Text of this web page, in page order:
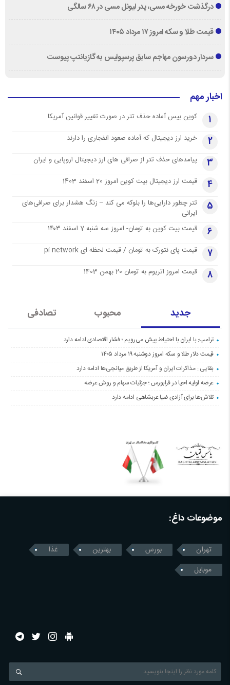
درگذشت خورخه مسی، پدر لیونل مسی در ۶۸ سالگی
قیمت طلا و سکه امروز ۱۷ مرداد ۱۴۰۵
سردار دورسون مهاجم سابق پرسپولیس به گازیانتپ پیوست
اخبار مهم
1 کوین بیس آماده حذف تتر در صورت تغییر قوانین آمریکا
2 خرید ارز دیجیتال که آماده صعود انفجاری را دارند
3 پیامدهای حذف تتر از صرافی های ارز دیجیتال اروپایی و ایران
4 قیمت ارز دیجیتال بیت کوین امروز 20 اسفند 1403
5
تتر چطور دارایی‌ها را بلوکه می کند – زنگ هشدار برای صرافی‌های
ایرانی
6 قیمت بیت کوین به تومان- امروز سه شنبه 7 اسفند ۱۴۰۳
7 قیمت پای نتورک به تومان / قیمت لحظه ای pi network
8 قیمت امروز اتریوم به تومان 20 بهمن 1403
جدید محبوب تصادفی
ترامپ: با ایران با احتیاط پیش می‌رویم ؛ فشار اقتصادی ادامه دارد
قیمت دلار طلا و سکه امروز دوشنبه ۱۹ مرداد ۱۴۰۵
بقایی : مذاکرات ایران و آمریکا از طریق میانجی‌ها ادامه دارد
عرضه اولیه احیا در فرابورس ؛ جزئیات سهام و روش عرضه
تلاش‌ها برای آزادی ضیا عربشاهی ادامه دارد
موضوعات داغ:
تهران بورس بهترین
غذا
موبایل